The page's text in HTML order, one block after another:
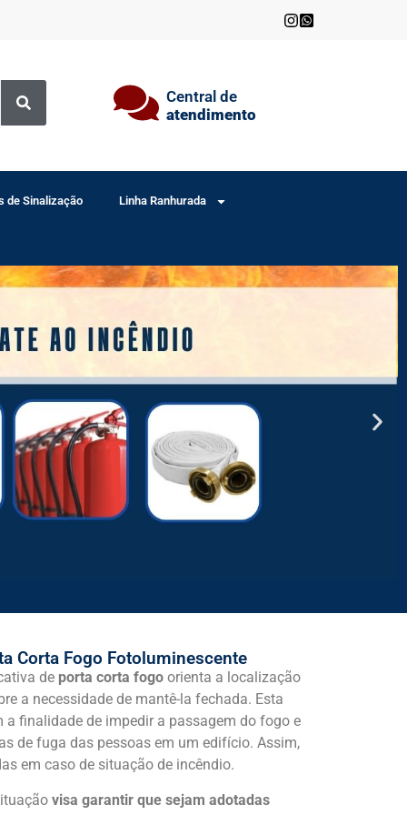
Central de
atendimento
de Sinalização Linha Ranhurada
Corta Fogo Fotoluminescente
de porta corta fogo orienta a localização
a necessidade de mantê-la fechada. Esta
a finalidade de impedir a passagem do fogo e
de fuga das pessoas em um edifício. Assim,
em caso de situação de incêndio.
visa garantir que sejam adotadas